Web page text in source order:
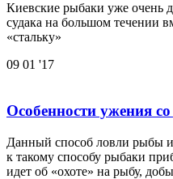
Киевские рыбаки уже очень
судака на большом течении
«стальку»
09 01 '17
Особенности ужения
Данный способ ловли рыбы
к такому способу рыбаки
идет об «охоте» на рыбу,